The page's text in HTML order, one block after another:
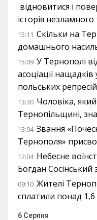
відновитися і
історія
15:11 Скільки на
домашнього
15:09 У Тернополі
асоціації
польських репресій
13:30 Чоловіка,
Тернопільщині,
13:04 Звання
Тернополя»
12:04 Небесне
Богдан
09:10 Жителі
сплатили понад
6 Серпня